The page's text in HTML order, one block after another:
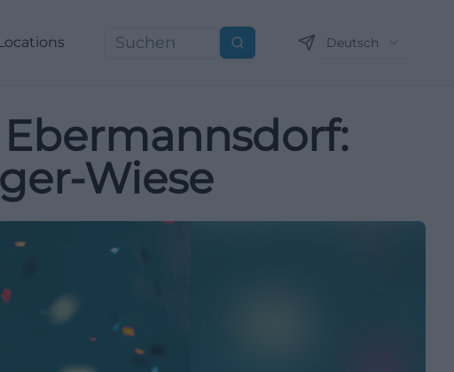
Suchen Deutsch
Wiese